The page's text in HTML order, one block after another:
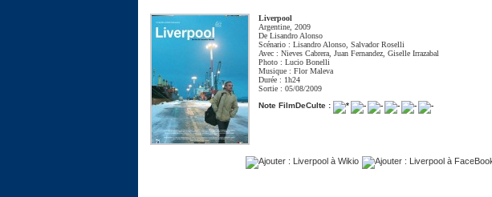
Liverpool
Argentine, 2009
DeLisandro Alonso
Scénario :Lisandro Alonso ,Salvador Roselli
Avec :Nieves Cabrera ,Juan Fernandez ,Giselle Irrazabal
Photo :Lucio Bonelli
Musique :Flor Maleva
Durée : 1h24
Sortie : 05/08/2009
Note FilmDeCulte :